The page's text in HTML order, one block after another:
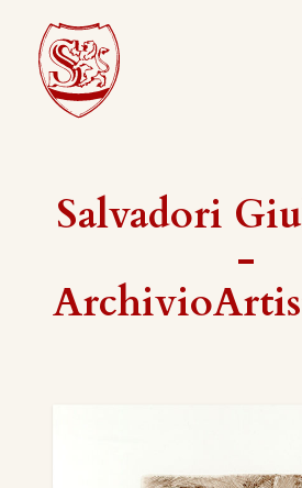
Salvadori
-